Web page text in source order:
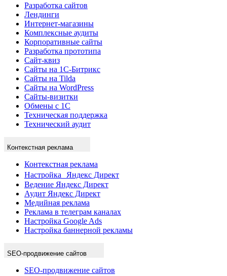
Разработка сайтов
Лендинги
Интернет-магазины
Комплексные аудиты
Корпоративные сайты
Разработка прототипа
Сайт-квиз
Сайты на 1С-Битрикс
Сайты на Tilda
Сайты на WordPress
Сайты-визитки
Обмены с 1С
Техническая поддержка
Технический аудит
Контекстная реклама
Контекстная реклама
Настройка Яндекс Директ
Ведение Яндекс Директ
Аудит Яндекс Директ
Медийная реклама
Реклама в телеграм каналах
Настройка Google Ads
Настройка баннерной рекламы
SEO-продвижение сайтов
SEO-продвижение сайтов